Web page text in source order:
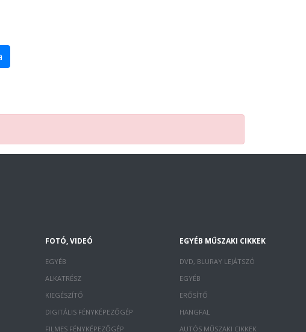
FOTÓ, VIDEÓ
EGYÉB
ALKATRÉSZ
KIEGÉSZÍTŐ
DIGITÁLIS FÉNYKÉPEZŐGÉP
FILMES FÉNYKÉPEZŐGÉP
EGYÉB MŰSZAKI CIKKEK
DVD, BLURAY LEJÁTSZÓ
EGYÉB
ERŐSÍTŐ
HANGFAL
AUTÓS MŰSZAKI CIKKEK